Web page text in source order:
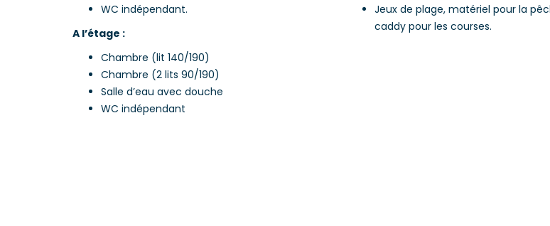
WC indépendant.
A l’étage :
Chambre (lit 140/190)
Chambre (2 lits 90/190)
Salle d’eau avec douche
WC indépendant
Jeux de plage, matériel pour la
caddy pour les courses.